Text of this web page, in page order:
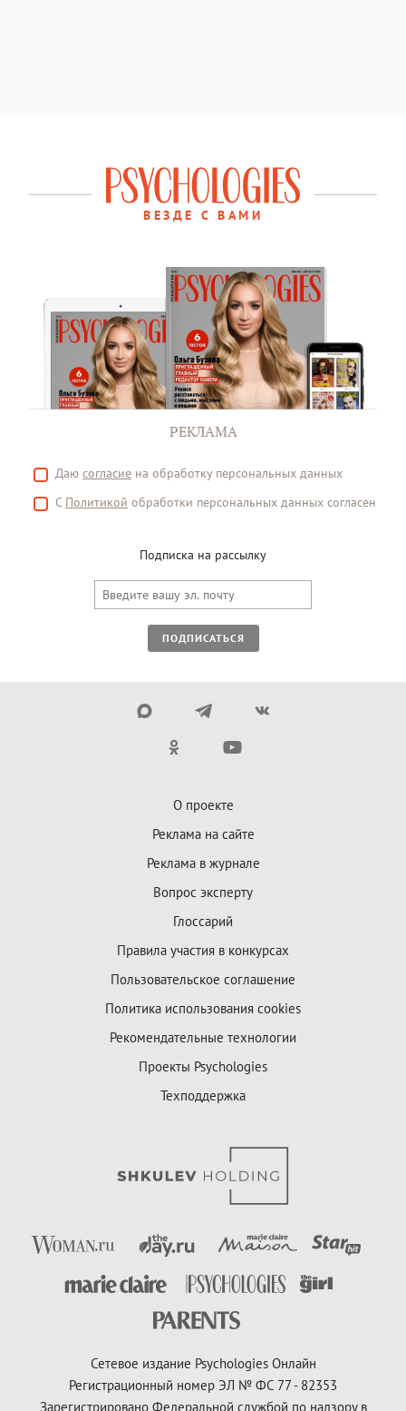
ВЕЗДЕ С ВАМИ
РЕКЛАМА
Даю согласие на обработку персональных данных
С Политикой обработки персональных данных согласен
Подписка на рассылку
ПОДПИСАТЬСЯ
О проекте
Реклама на сайте
Реклама в журнале
Вопрос эксперту
Глоссарий
Правила участия в конкурсах
Пользовательское соглашение
Политика использования cookies
Рекомендательные технологии
Проекты Psychologies
Техподдержка
Сетевое издание Psychologies Онлайн
Регистрационный номер ЭЛ № ФС 77 - 82353
Зарегистрировано Федеральной службой по надзору в